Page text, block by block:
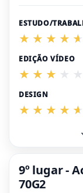
ESTUDO/
EDIÇÃO VÍDEO
DESIGN
9º lugar -
70G2